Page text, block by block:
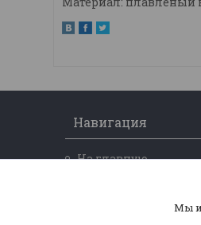
Навигация
На главную
Мы